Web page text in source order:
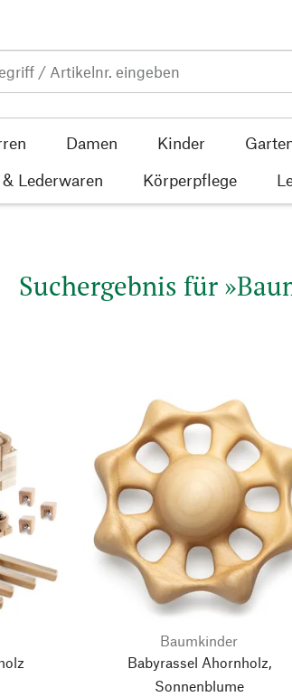
Damen Kinder
Lederwaren Körperpflege
Suchergebnis für
Baumkinder
Babyrassel Ahornholz,
Sonnenblume